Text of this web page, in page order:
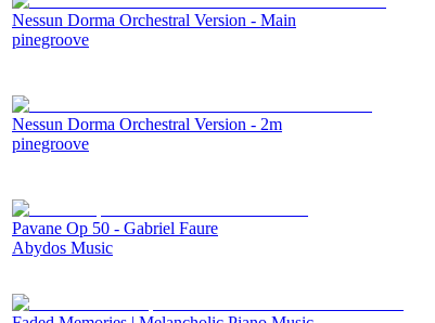
Nessun Dorma Orchestral Version - Main
pinegroove
Nessun Dorma Orchestral Version - 2m
pinegroove
Pavane Op 50 - Gabriel Faure
Abydos Music